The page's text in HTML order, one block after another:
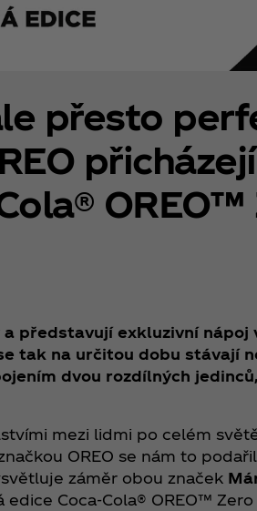
přesto
a představují exkluzivní
tak na určitou dobu
dvou rozdílných
mezi lidmi po celém
OREO se nám to
záměr obou značek
edice Coca‑Cola® OREO™